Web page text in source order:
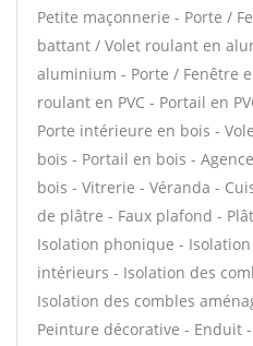
Petite maçonnerie - Porte /
battant / Volet roulant en
aluminium - Porte / Fenêtre
roulant en PVC - Portail en
Porte intérieure en bois -
bois - Portail en bois -
bois - Vitrerie - Véranda -
de plâtre - Faux plafond -
Isolation phonique -
intérieurs - Isolation des
Isolation des combles
Peinture décorative - Enduit